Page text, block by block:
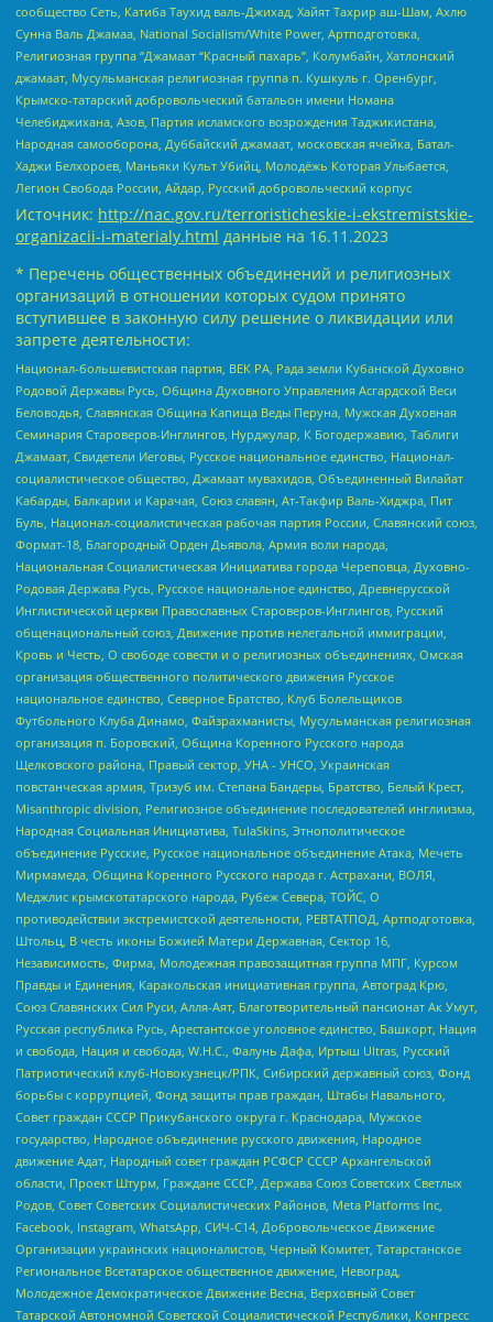
сообщество Сеть, Катиба Таухид валь-Джихад, Хайят Тахрир аш-Шам, Ахлю
Сунна Валь Джамаа, National Socialism/White Power, Артподготовка,
Религиозная группа “Джамаат “Красный пахарь”, Колумбайн, Хатлонский
джамаат, Мусульманская религиозная группа п. Кушкуль г. Оренбург,
Крымско-татарский добровольческий батальон имени Номана
Челебиджихана, Азов, Партия исламского возрождения Таджикистана,
Народная самооборона, Дуббайский джамаат, московская ячейка, Батал-
Хаджи Белхороев, Маньяки Культ Убийц, Молодёжь Которая Улыбается,
Легион Свобода России, Айдар, Русский добровольческий корпус
Источник: http://nac.gov.ru/terroristicheskie-i-ekstremistskie-
organizacii-i-materialy.html данные на 16.11.2023
* Перечень общественных объединений и религиозных
организаций в отношении которых судом принято
вступившее в законную силу решение о ликвидации или
запрете деятельности:
Национал-большевистская партия, ВЕК РА, Рада земли Кубанской Духовно
Родовой Державы Русь, Община Духовного Управления Асгардской Веси
Беловодья, Славянская Община Капища Веды Перуна, Мужская Духовная
Семинария Староверов-Инглингов, Нурджулар, К Богодержавию, Таблиги
Джамаат, Свидетели Иеговы, Русское национальное единство, Национал-
социалистическое общество, Джамаат мувахидов, Объединенный Вилайат
Кабарды, Балкарии и Карачая, Союз славян, Ат-Такфир Валь-Хиджра, Пит
Буль, Национал-социалистическая рабочая партия России, Славянский союз,
Формат-18, Благородный Орден Дьявола, Армия воли народа,
Национальная Социалистическая Инициатива города Череповца, Духовно-
Родовая Держава Русь, Русское национальное единство, Древнерусской
Инглистической церкви Православных Староверов-Инглингов, Русский
общенациональный союз, Движение против нелегальной иммиграции,
Кровь и Честь, О свободе совести и о религиозных объединениях, Омская
организация общественного политического движения Русское
национальное единство, Северное Братство, Клуб Болельщиков
Футбольного Клуба Динамо, Файзрахманисты, Мусульманская религиозная
организация п. Боровский, Община Коренного Русского народа
Щелковского района, Правый сектор, УНА - УНСО, Украинская
повстанческая армия, Тризуб им. Степана Бандеры, Братство, Белый Крест,
Misanthropic division, Религиозное объединение последователей инглиизма,
Народная Социальная Инициатива, TulaSkins, Этнополитическое
объединение Русские, Русское национальное объединение Атака, Мечеть
Мирмамеда, Община Коренного Русского народа г. Астрахани, ВОЛЯ,
Меджлис крымскотатарского народа, Рубеж Севера, ТОЙС, О
противодействии экстремистской деятельности, РЕВТАТПОД, Артподготовка,
Штольц, В честь иконы Божией Матери Державная, Сектор 16,
Независимость, Фирма, Молодежная правозащитная группа МПГ, Курсом
Правды и Единения, Каракольская инициативная группа, Автоград Крю,
Союз Славянских Сил Руси, Алля-Аят, Благотворительный пансионат Ак Умут,
Русская республика Русь, Арестантское уголовное единство, Башкорт, Нация
и свобода, Нация и свобода, W.H.С., Фалунь Дафа, Иртыш Ultras, Русский
Патриотический клуб-Новокузнецк/РПК, Сибирский державный союз, Фонд
борьбы с коррупцией, Фонд защиты прав граждан, Штабы Навального,
Совет граждан СССР Прикубанского округа г. Краснодара, Мужское
государство, Народное объединение русского движения, Народное
движение Адат, Народный совет граждан РСФСР СССР Архангельской
области, Проект Штурм, Граждане СССР, Держава Союз Советских Светлых
Родов, Совет Советских Социалистических Районов, Meta Platforms Inc,
Facebook, Instagram, WhatsApp, СИЧ-С14, Добровольческое Движение
Организации украинских националистов, Черный Комитет, Татарстанское
Региональное Всетатарское общественное движение, Невоград,
Молодежное Демократическое Движение Весна, Верховный Совет
Татарской Автономной Советской Социалистической Республики, Конгресс